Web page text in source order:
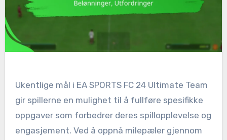
Ukentlige mål i EA SPORTS FC 24 Ultimate Team
gir spillerne en mulighet til å fullføre spesifikke
oppgaver som forbedrer deres spillopplevelse og
engasjement. Ved å oppnå milepæler gjennom